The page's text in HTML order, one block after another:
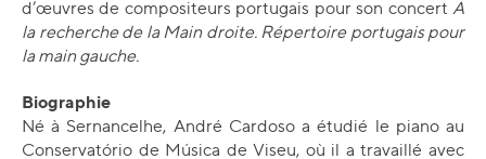
d’œuvres de compositeurs portugais pour son concert A
la recherche de la Main droite. Répertoire portugais pour
la main gauche.
Biographie
Né à Sernancelhe, André Cardoso a étudié le piano au
Conservatório de Música de Viseu, où il a travaillé avec